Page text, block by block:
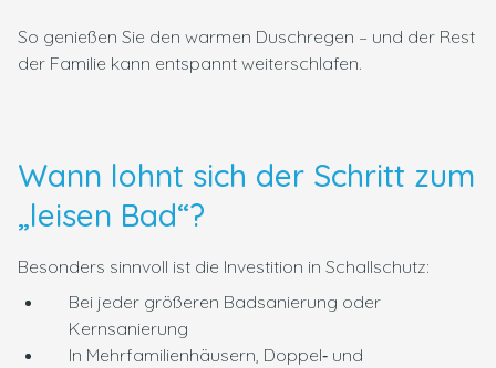
So genießen Sie den warmen Duschregen – und der Rest
der Familie kann entspannt weiterschlafen.
Wann lohnt sich der Schritt zum
„leisen Bad“?
Besonders sinnvoll ist die Investition in Schallschutz:
Bei jeder größeren Badsanierung oder
Kernsanierung
In Mehrfamilienhäusern, Doppel‑ und